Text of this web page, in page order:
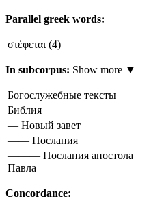
Parallel greek words:
στέφεται (4)
In subcorpus: Show more ▼
Богослужебные тексты
Библия
— Новый завет
—— Послания
——— Послания апостола
Павла
Concordance: